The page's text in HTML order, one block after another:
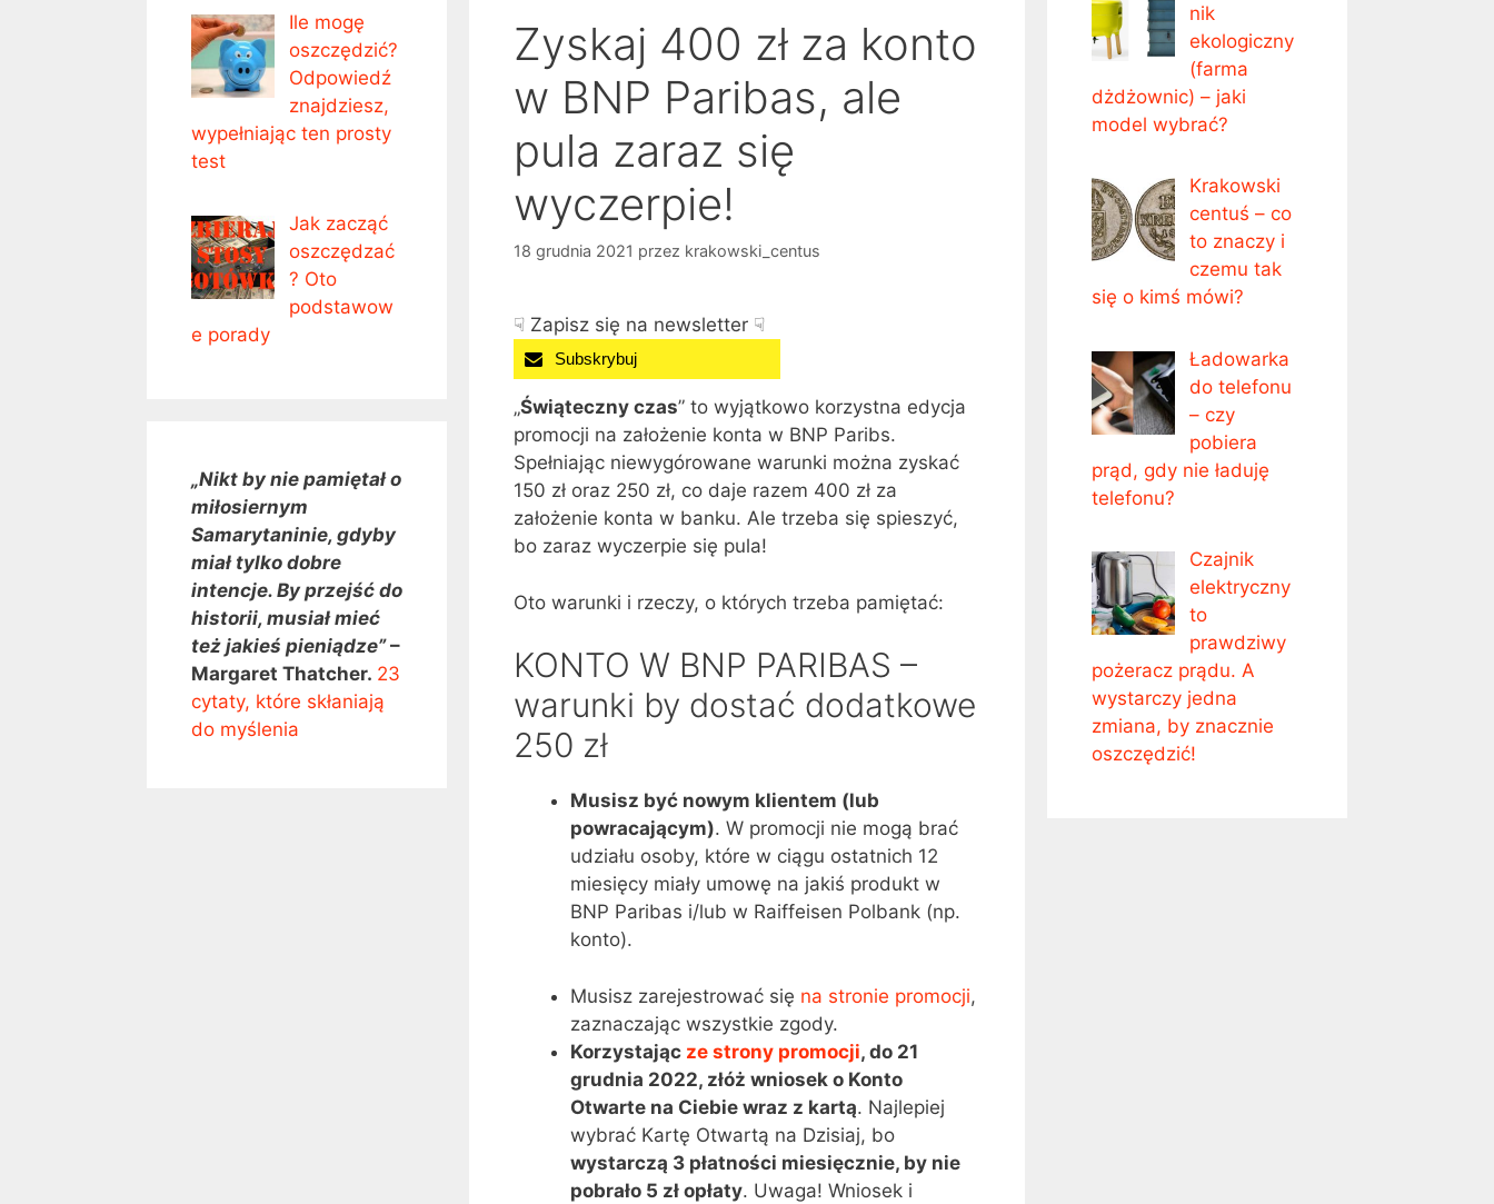
Zyskaj 400 zł za konto
w BNP Paribas, ale
pula zaraz się
wyczerpie!
18 grudnia 2021 przez krakowski_centus
☟ Zapisz się na newsletter ☟
Subskrybuj
„Świąteczny czas” to wyjątkowo korzystna edycja
promocji na założenie konta w BNP Paribs.
Spełniając niewygórowane warunki można zyskać
150 zł oraz 250 zł, co daje razem 400 zł za
założenie konta w banku. Ale trzeba się spieszyć,
bo zaraz wyczerpie się pula!
Oto warunki i rzeczy, o których trzeba pamiętać:
KONTO W BNP PARIBAS –
warunki by dostać dodatkowe
250 zł
Musisz być nowym klientem (lub
powracającym). W promocji nie mogą brać
udziału osoby, które w ciągu ostatnich 12
miesięcy miały umowę na jakiś produkt w
BNP Paribas i/lub w Raiffeisen Polbank (np.
konto).
Musisz zarejestrować się na stronie promocji,
zaznaczając wszystkie zgody.
Korzystając ze strony promocji, do 21
grudnia 2022, złóż wniosek o Konto
Otwarte na Ciebie wraz z kartą. Najlepiej
wybrać Kartę Otwartą na Dzisiaj, bo
wystarczą 3 płatności miesięcznie, by nie
pobrało 5 zł opłaty. Uwaga! Wniosek i
Ile mogę
oszczędzić?
Odpowiedź
znajdziesz,
wypełniając ten prosty
test
Jak zacząć
oszczędzać
? Oto
podstawow
e porady
„Nikt by nie pamiętał o
miłosiernym
Samarytaninie, gdyby
miał tylko dobre
intencje. By przejść do
historii, musiał mieć
też jakieś pieniądze”–
Margaret Thatcher. 23
cytaty, które skłaniają
do myślenia
nik
ekologiczny
(farma
dżdżownic) – jaki
model wybrać?
Krakowski
centuś – co
to znaczy i
czemu tak
się o kimś mówi?
Ładowarka
do telefonu
– czy
pobiera
prąd, gdy nie ładuję
telefonu?
Czajnik
elektryczny
to
prawdziwy
pożeracz prądu. A
wystarczy jedna
zmiana, by znacznie
oszczędzić!